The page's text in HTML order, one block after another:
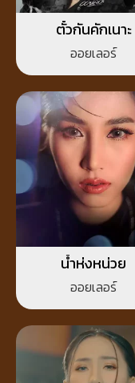
ตั๋วกันคักเนาะ
ออยเลอร์
น้ำห่งหน่วย
ออยเลอร์